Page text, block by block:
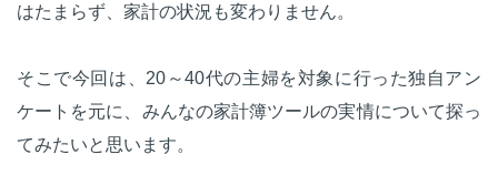
はたまらず、家計の状況も変わりません。
そこで今回は、20～40代の主婦を対象に行った独自アン
ケートを元に、みんなの家計簿ツールの実情について探っ
てみたいと思います。